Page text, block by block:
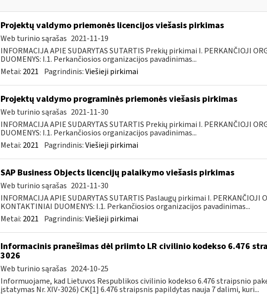
Projektų valdymo priemonės licencijos viešasis pirkimas
Web turinio sąrašas 2021-11-19
INFORMACIJA APIE SUDARYTAS SUTARTIS Prekių pirkimai I. PERKANČIOJI
DUOMENYS: I.1. Perkančiosios organizacijos pavadinimas...
Metai: 2021 Pagrindinis:Viešieji pirkimai
Projektų valdymo programinės priemonės viešasis pirkimas
Web turinio sąrašas 2021-11-30
INFORMACIJA APIE SUDARYTAS SUTARTIS Prekių pirkimai I. PERKANČIOJI
DUOMENYS: I.1. Perkančiosios organizacijos pavadinimas...
Metai: 2021 Pagrindinis:Viešieji pirkimai
SAP Business Objects licencijų palaikymo viešasis pirkimas
Web turinio sąrašas 2021-11-30
INFORMACIJA APIE SUDARYTAS SUTARTIS Paslaugų pirkimai I. PERKANČIOJI
KONTAKTINIAI DUOMENYS: I.1. Perkančiosios organizacijos pavadinimas...
Metai: 2021 Pagrindinis:Viešieji pirkimai
Informacinis pranešimas dėl priimto LR civilinio kodekso 6.476
3026
Web turinio sąrašas 2024-10-25
Informuojame, kad Lietuvos Respublikos civilinio kodekso 6.476 straipsnio
įstatymas Nr. XIV-3026) CK[1] 6.476 straipsnis papildytas nauja 7 dalimi, kuri...